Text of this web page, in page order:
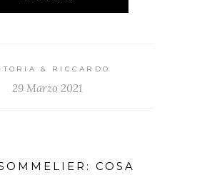
& RICCARDO
29 Marzo 2021
COSA